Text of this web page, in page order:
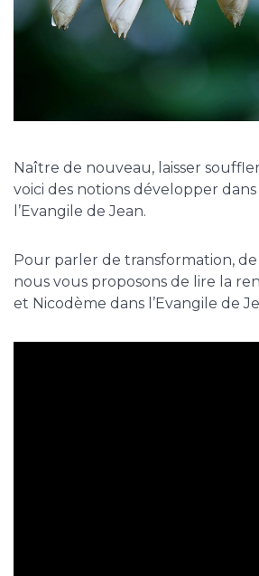
Naître de nouveau, laisser
voici des notions développer
l’Evangile de Jean.
Pour parler de transformation,
nous vous proposons de lire la
et Nicodème dans l’Evangile de